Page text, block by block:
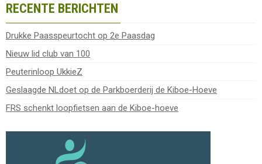
RECENTE BERICHTEN
Drukke Paasspeurtocht op 2e Paasdag
Nieuw lid club van 100
Peuterinloop UkkieZ
Geslaagde NLdoet op de Parkboerderij de Kiboe-Hoeve
FRS schenkt loopfietsen aan de Kiboe-hoeve